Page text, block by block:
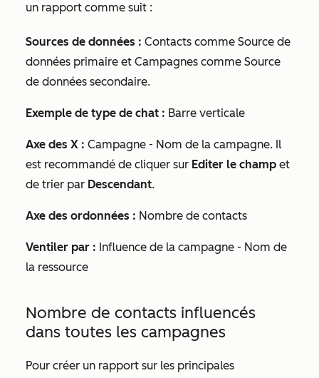
un rapport comme suit :
Sources de données : Contacts comme Source de
données primaire et Campagnes comme Source
de données secondaire.
Exemple de type de chat : Barre verticale
Axe des X : Campagne - Nom de la campagne. Il
est recommandé de cliquer sur Editer le champ et
de trier par Descendant.
Axe des ordonnées : Nombre de contacts
Ventiler par : Influence de la campagne - Nom de
la ressource
Nombre de contacts influencés
dans toutes les campagnes
Pour créer un rapport sur les principales